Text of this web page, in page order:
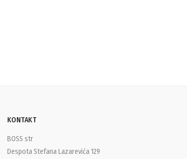
KONTAKT
BOSS str
Despota Stefana Lazarevića 129